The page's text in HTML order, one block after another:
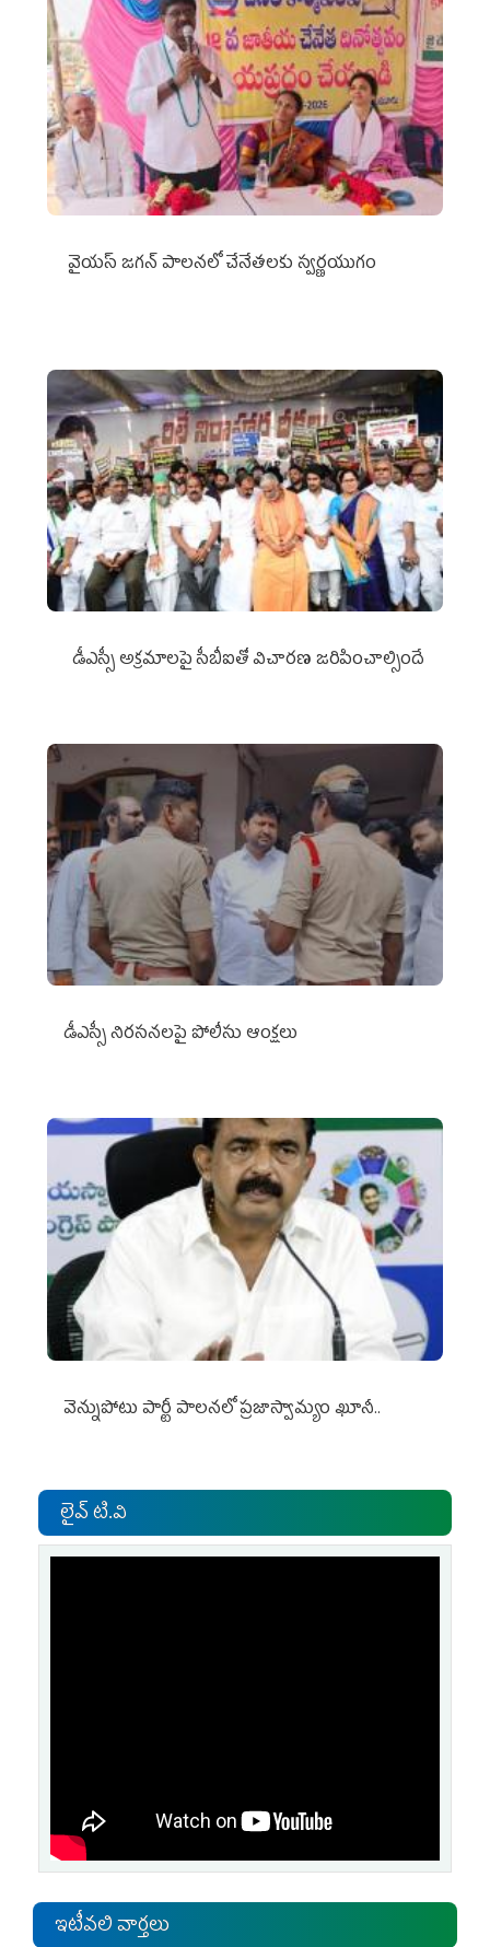
వైయ‌స్ జగన్ పాలనలో చేనేతలకు స్వర్ణయుగం
డీఎస్సీ అక్రమాలపై సీబీఐతో విచారణ జరిపించాల్సిందే
డీఎస్సీ నిరసనలపై పోలీసు ఆంక్షలు
వెన్నుపోటు పార్టీ పాలనలో ప్రజాస్వామ్యం ఖూనీ..
లైవ్ టి.వి
ఇటీవలి వార్తలు